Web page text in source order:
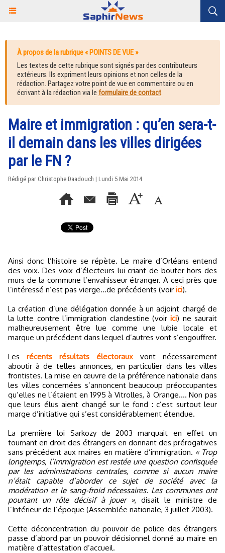
À propos de la rubrique « POINTS DE VUE »
Les textes de cette rubrique sont signés par des contributeurs
extérieurs. Ils expriment leurs opinions et non celles de la
rédaction. Partagez votre point de vue en commentaire ou en
écrivant à la rédaction via le formulaire de contact.
Maire et immigration : qu’en sera-t-
il demain dans les villes dirigées
par le FN ?
Rédigé par Christophe Daadouch | Lundi 5 Mai 2014
Ainsi donc l’histoire se répète. Le maire d’Orléans entend
des voix. Des voix d’électeurs lui criant de bouter hors des
murs de la commune l’envahisseur étranger. A ceci près que
l’intéressé n’est pas vierge…de précédents (voir ici).
La création d’une délégation donnée à un adjoint chargé de
la lutte contre l’immigration clandestine (voirici) ne saurait
malheureusement être lue comme une lubie locale et
marque un précédent dans lequel d’autres vont s’engouffrer.
Les récents résultats électoraux vont nécessairement
aboutir à de telles annonces, en particulier dans les villes
frontistes. La mise en œuvre de la préférence nationale dans
les villes concernées s’annoncent beaucoup préoccupantes
qu’elles ne l’étaient en 1995 à Vitrolles, à Orange.... Non pas
que leurs élus aient changé sur le fond : c’est surtout leur
marge d’initiative qui s’est considérablement étendue.
La première loi Sarkozy de 2003 marquait en effet un
tournant en droit des étrangers en donnant des prérogatives
sans précédent aux maires en matière d’immigration. « Trop
longtemps, l’immigration est restée une question confisquée
par les administrations centrales, comme si aucun maire
n’était capable d’aborder ce sujet de société avec la
modération et le sang-froid nécessaires. Les communes ont
pourtant un rôle décisif à jouer », disait le ministre de
l’Intérieur de l’époque (Assemblée nationale, 3 juillet 2003).
Cette déconcentration du pouvoir de police des étrangers
passe d’abord par un pouvoir décisionnel donné au maire en
matière d’attestation d’accueil.